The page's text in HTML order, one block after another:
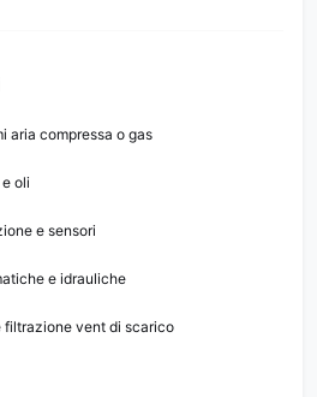
aria compressa o gas
oli
e sensori
e idrauliche
filtrazione vent di scarico